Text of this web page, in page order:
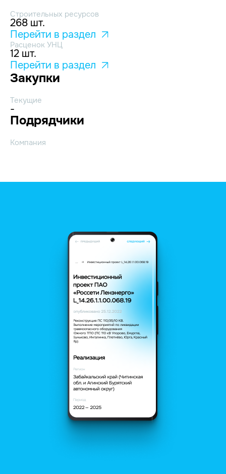
Строительных ресурсов
268 шт.
Перейти в раздел
Расценок УНЦ
12 шт.
Перейти в раздел
Закупки
Текущие
-
Подрядчики
Компания